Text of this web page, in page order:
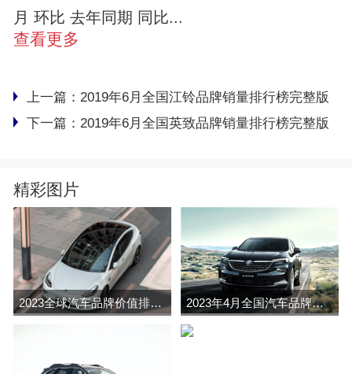
月 环比 去年同期 同比...
查看更多
上一篇： 2019年6月全国江铃品牌销量排行榜完整版
下一篇： 2019年6月全国英致品牌销量排行榜完整版
精彩图片
2023全球汽车品牌价值排行榜（Brand Finance 2023年4月全国汽车品牌销量排行榜完整版